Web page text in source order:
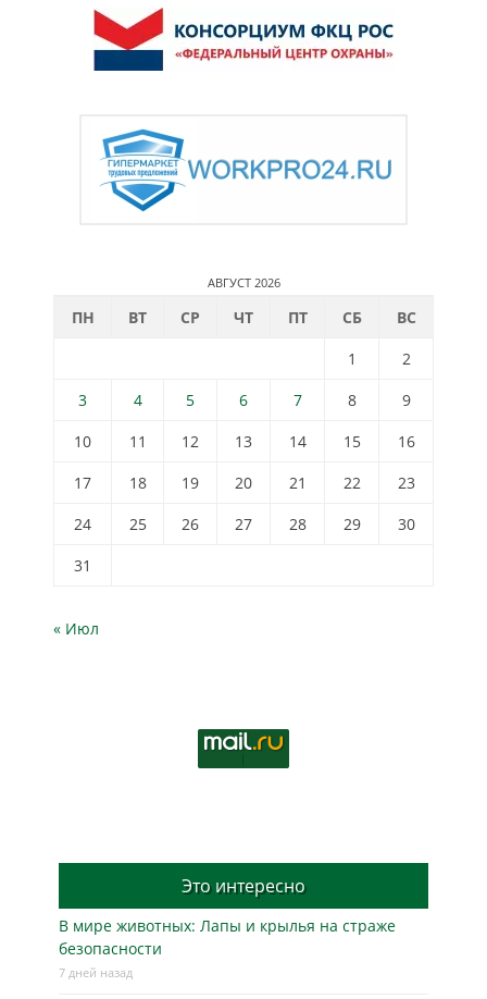
АВГУСТ 2026
ПН ВТ СР ЧТ ПТ СБ
ВС
1
2
3
4 5 6 7 8
9
10
11 12 13 14 15
16
17
18 19 20 21 22
23
24
25 26 27 28 29
30
31
« Июл
Это интересно
В мире животных: Лапы и крылья на страже
безопасности
7 дней назад